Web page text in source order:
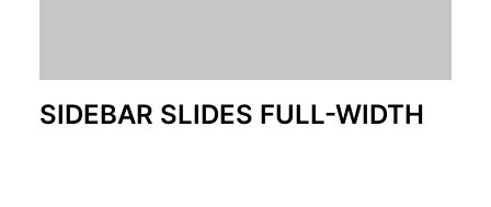
SIDEBAR SLIDES FULL-WIDTH